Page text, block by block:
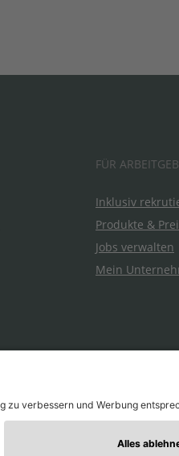
FÜR
Inklusiv
Produkte &
Jobs verwalten
Mein